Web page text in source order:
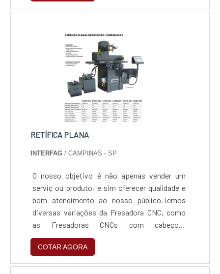
segmento pela idoneidade em tudo que faz,
fechando todo o ciclo de entrega com
RETÍFICA PLANA
INTERFAG / CAMPINAS - SP
O nosso objetivo é não apenas vender um
serviç ou produto, e sim oferecer qualidade e
bom atendimento ao nosso público.Temos
diversas variações da Fresadora CNC, como
as Fresadoras CNCs com cabeçote
ferramenteiro ou padrão e com todos
acessórios incluso.Para garantir uma
manutenção de qualidade para a sua Fresadora
COTAR AGORA